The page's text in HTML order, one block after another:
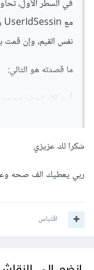
نفس القيم، وإن قمت
ما قصدته هو التالي:
أنت الآن تحضر
هذه البيانات هي
markte_id
شكرا لك عزيزي
ربي يعطيك الف صحه
اقتباس